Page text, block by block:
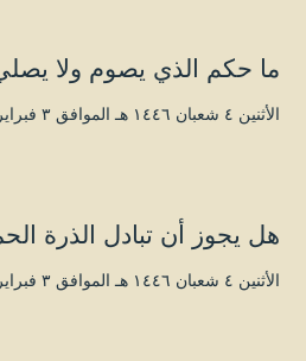
ما حكم الذي يصوم ولا
الأثنين ٤ شعبان ۱٤٤٦ هـ الموافق ۳ فبراير ۲۰۲۵ مـ |
هل يجوز أن تبادل الذرة
الأثنين ٤ شعبان ۱٤٤٦ هـ الموافق ۳ فبراير ۲۰۲۵ مـ |